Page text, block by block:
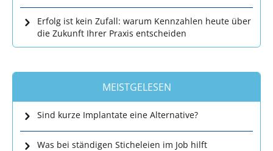
Erfolg ist kein Zufall: warum Kennzahlen heute über
die Zukunft Ihrer Praxis entscheiden
MEISTGELESEN
Sind kurze Implantate eine Alternative?
Was bei ständigen Sticheleien im Job hilft